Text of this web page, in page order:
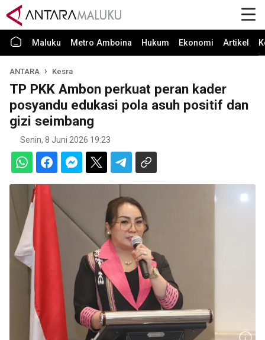
Maluku Metro Amboina Hukum Ekonomi Artikel
ANTARA Kesra
TP PKK Ambon perkuat peran kader
posyandu edukasi pola asuh positif dan
gizi seimbang
Senin, 8 Juni 2026 19:23